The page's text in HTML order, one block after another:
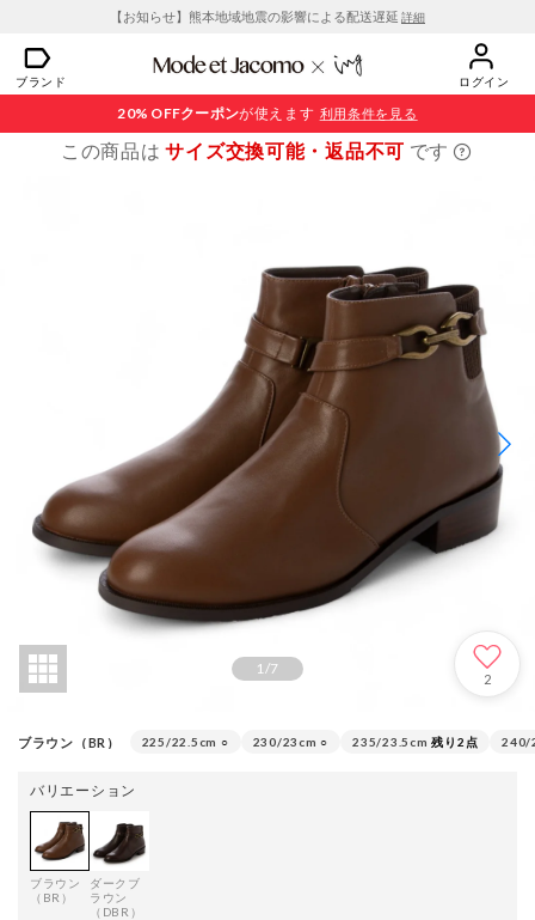
【お知らせ】熊本地域地震の影響による配送遅延 詳細
ブランド ログイン
20% OFFクーポンが使えます 利用条件を見る
この商品はサイズ交換可能・返品不可 です
1/7
2
ブラウン（BR） 225/22.5cm ○ 230/23cm ○ 235/23.5cm 残り2点 240/
バリエーション
ブラウン
（BR）
ダークブ
ラウン
（DBR）